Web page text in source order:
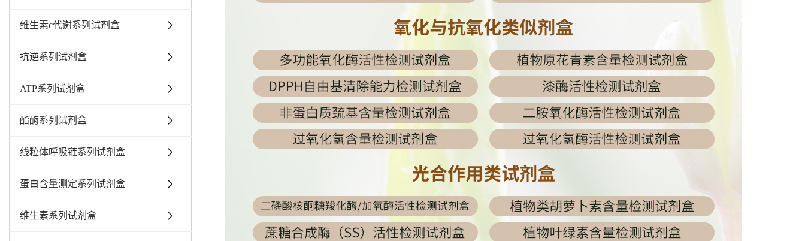
维生素c代谢系列试剂盒
抗逆系列试剂盒
ATP系列试剂盒
酯酶系列试剂盒
线粒体呼吸链系列试剂盒
蛋白含量测定系列试剂盒
维生素系列试剂盒